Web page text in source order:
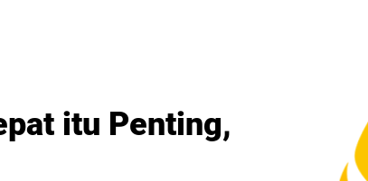
itu Penting,